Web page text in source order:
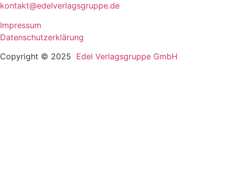
kontakt@edelverlagsgruppe.de
Impressum
Datenschutzerklärung
Copyright © 2025 Edel Verlagsgruppe GmbH